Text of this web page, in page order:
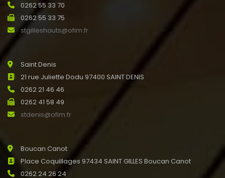
0262 55 33 70
0262 55 33 75
stgilleshauts@ofim.fr
Saint Denis
21 rue Juliette Dodu 97400 SAINT DENIS
0262 21 46 46
0262 41 58 49
stdenis@ofim.fr
Boucan Canot
Place Coquillages 97434 SAINT GILLES Boucan Canot
0262 24 26 24